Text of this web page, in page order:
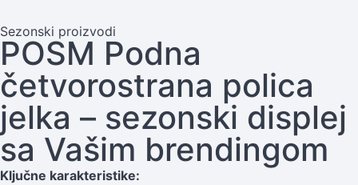
Sezonski proizvodi
POSM Podna
četvorostrana polica
jelka – sezonski displej
sa Vašim brendingom
Ključne karakteristike: